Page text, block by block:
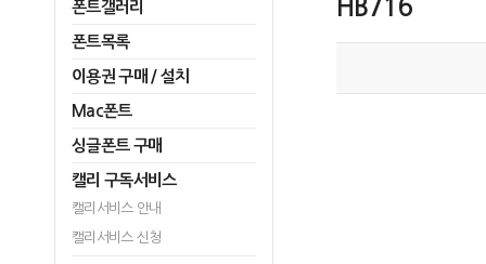
폰트갤러리
폰트목록
이용권 구매 / 설치
Mac폰트
싱글폰트 구매
캘리 구독서비스
캘리서비스 안내
캘리서비스 신청
HB716